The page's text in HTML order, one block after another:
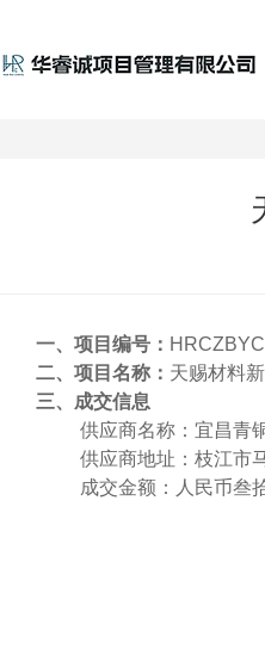
一、项目编号：
二、项目名称： 天赐材料
三、 成交信息
供应商名称：宜昌青
供应商地址：枝江市
成交金额：人民币叁